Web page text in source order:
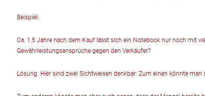
Beispiel:
Ca. 1,5 Jahre nach dem Kauf lässt sich ein Notebook nur noch mit
Gewährleistungsansprüche gegen den Verkäufer?
Lösung: Hier sind zwei Sichtweisen denkbar: Zum einen könnte